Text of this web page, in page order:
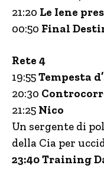
21:20 Le Iene
00:50 Final
Rete 4
19:55Tempesta
20:30
21:25 Nico
Un sergente di
della Cia per
23:40 Training